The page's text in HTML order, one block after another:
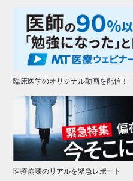
臨床医学のオリジナル動画を配信！
医療崩壊のリアルを緊急レポート